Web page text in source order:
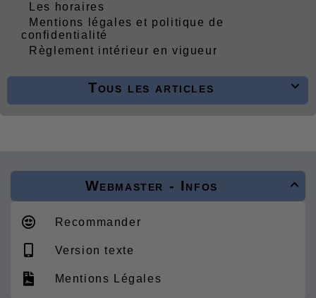
Les horaires
Mentions légales et politique de
confidentialité
Règlement intérieur en vigueur

Tous les articles

Webmaster - Infos
Recommander
Version texte
Mentions Légales